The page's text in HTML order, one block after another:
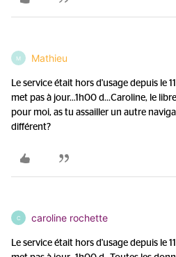
M Mathieu
Le service était hors d'usage depuis le
met pas à jour...1h00 d...Caroline, le
pour moi, as tu assailler un autre
différent?
C caroline rochette
Le service était hors d'usage depuis le